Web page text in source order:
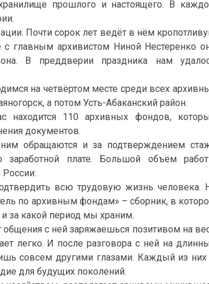
прошлого и настоящего. В
Почти сорок лет ведёт в нём
главным архивистом Ниной Нестеренко
В преддверии праздника нам
на четвёртом месте среди всех
а потом Усть-Абаканский район.
находится 110 архивных фондов,
документов.
обращаются и за подтверждением
заработной плате. Большой объём
всю трудовую жизнь человека.
по архивным фондам» – сборник, в
за какой период мы храним.
с ней заряжаешься позитивом на
легко. И после разговора с ней на
совсем другими глазами. Каждый из
для будущих поколений.